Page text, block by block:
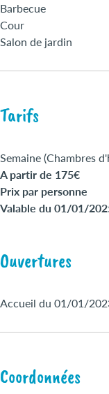
Barbecue
Cour
Salon de jardin
Tarifs
Semaine (Chambres
A partir de 175€
Prix par personne
Valable du 01/01/
Ouvertures
Accueil du 01/01/
Coordonnées